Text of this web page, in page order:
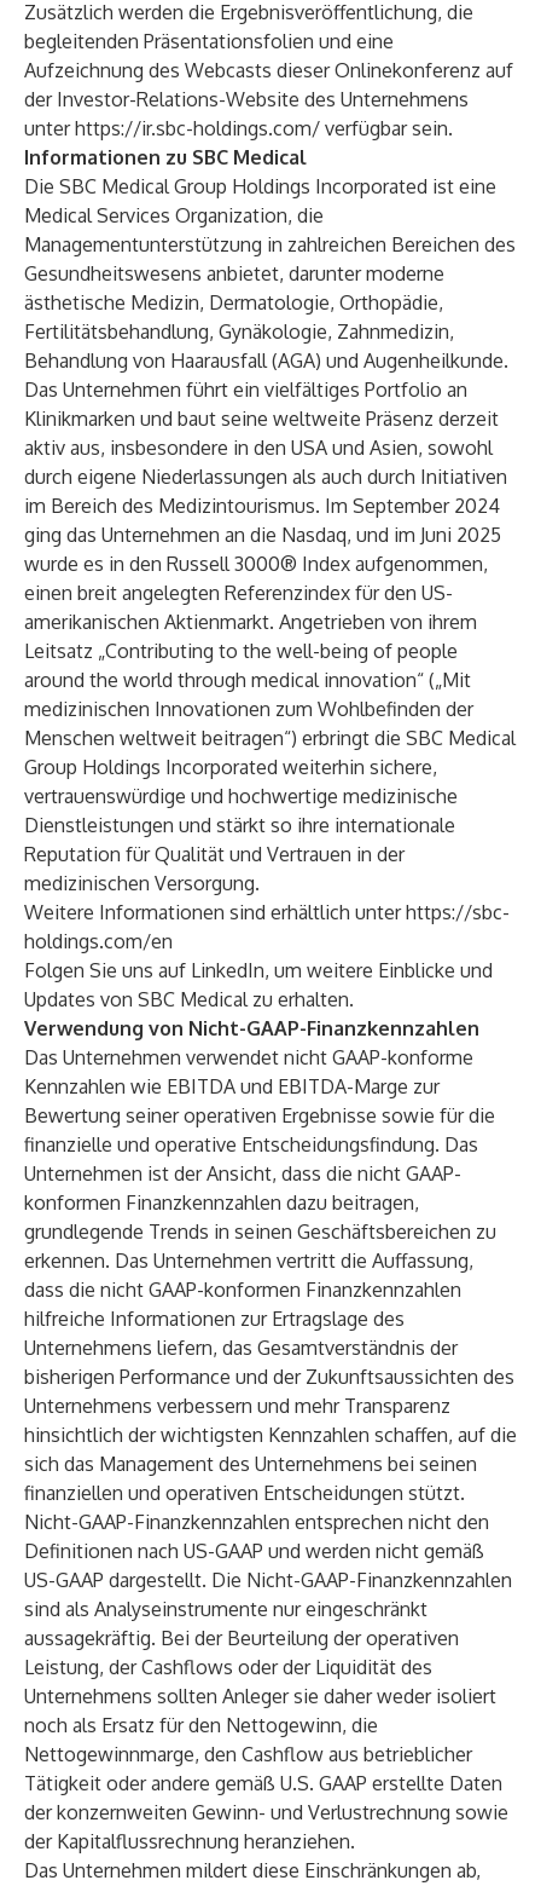
Zusätzlich werden die Ergebnisveröffentlichung, die
begleitenden Präsentationsfolien und eine
Aufzeichnung des Webcasts dieser Onlinekonferenz auf
der Investor-Relations-Website des Unternehmens
unter https://ir.sbc-holdings.com/ verfügbar sein.
Informationen zu SBC Medical
Die SBC Medical Group Holdings Incorporated ist eine
Medical Services Organization, die
Managementunterstützung in zahlreichen Bereichen des
Gesundheitswesens anbietet, darunter moderne
ästhetische Medizin, Dermatologie, Orthopädie,
Fertilitätsbehandlung, Gynäkologie, Zahnmedizin,
Behandlung von Haarausfall (AGA) und Augenheilkunde.
Das Unternehmen führt ein vielfältiges Portfolio an
Klinikmarken und baut seine weltweite Präsenz derzeit
aktiv aus, insbesondere in den USA und Asien, sowohl
durch eigene Niederlassungen als auch durch Initiativen
im Bereich des Medizintourismus. Im September 2024
ging das Unternehmen an die Nasdaq, und im Juni 2025
wurde es in den Russell 3000® Index aufgenommen,
einen breit angelegten Referenzindex für den US-
amerikanischen Aktienmarkt. Angetrieben von ihrem
Leitsatz „Contributing to the well-being of people
around the world through medical innovation“ („Mit
medizinischen Innovationen zum Wohlbefinden der
Menschen weltweit beitragen“) erbringt die SBC Medical
Group Holdings Incorporated weiterhin sichere,
vertrauenswürdige und hochwertige medizinische
Dienstleistungen und stärkt so ihre internationale
Reputation für Qualität und Vertrauen in der
medizinischen Versorgung.
Weitere Informationen sind erhältlich unterhttps://sbc-
holdings.com/en
Folgen Sie uns auf LinkedIn, um weitere Einblicke und
Updates von SBC Medical zu erhalten.
Verwendung von Nicht-GAAP-Finanzkennzahlen
Das Unternehmen verwendet nicht GAAP-konforme
Kennzahlen wie EBITDA und EBITDA-Marge zur
Bewertung seiner operativen Ergebnisse sowie für die
finanzielle und operative Entscheidungsfindung. Das
Unternehmen ist der Ansicht, dass die nicht GAAP-
konformen Finanzkennzahlen dazu beitragen,
grundlegende Trends in seinen Geschäftsbereichen zu
erkennen. Das Unternehmen vertritt die Auffassung,
dass die nicht GAAP-konformen Finanzkennzahlen
hilfreiche Informationen zur Ertragslage des
Unternehmens liefern, das Gesamtverständnis der
bisherigen Performance und der Zukunftsaussichten des
Unternehmens verbessern und mehr Transparenz
hinsichtlich der wichtigsten Kennzahlen schaffen, auf die
sich das Management des Unternehmens bei seinen
finanziellen und operativen Entscheidungen stützt.
Nicht-GAAP-Finanzkennzahlen entsprechen nicht den
Definitionen nach US-GAAP und werden nicht gemäß
US-GAAP dargestellt. Die Nicht-GAAP-Finanzkennzahlen
sind als Analyseinstrumente nur eingeschränkt
aussagekräftig. Bei der Beurteilung der operativen
Leistung, der Cashflows oder der Liquidität des
Unternehmens sollten Anleger sie daher weder isoliert
noch als Ersatz für den Nettogewinn, die
Nettogewinnmarge, den Cashflow aus betrieblicher
Tätigkeit oder andere gemäß U.S. GAAP erstellte Daten
der konzernweiten Gewinn- und Verlustrechnung sowie
der Kapitalflussrechnung heranziehen.
Das Unternehmen mildert diese Einschränkungen ab,